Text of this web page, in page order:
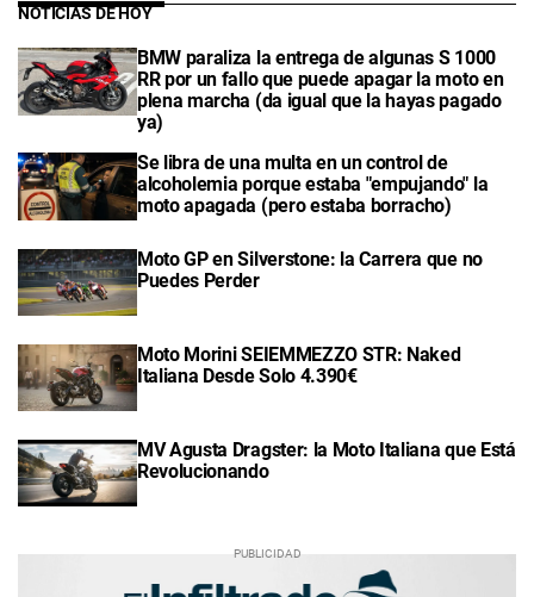
NOTICIAS DE HOY
BMW paraliza la entrega de algunas S 1000
RR por un fallo que puede apagar la moto en
plena marcha (da igual que la hayas pagado
ya)
Se libra de una multa en un control de
alcoholemia porque estaba "empujando" la
moto apagada (pero estaba borracho)
Moto GP en Silverstone: la Carrera que no
Puedes Perder
Moto Morini SEIEMMEZZO STR: Naked
Italiana Desde Solo 4.390€
MV Agusta Dragster: la Moto Italiana que Está
Revolucionando